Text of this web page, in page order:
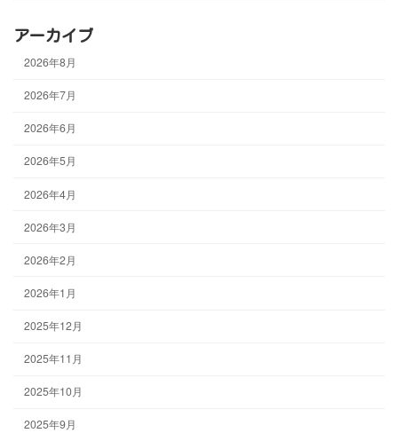
アーカイブ
2026年8月
2026年7月
2026年6月
2026年5月
2026年4月
2026年3月
2026年2月
2026年1月
2025年12月
2025年11月
2025年10月
2025年9月